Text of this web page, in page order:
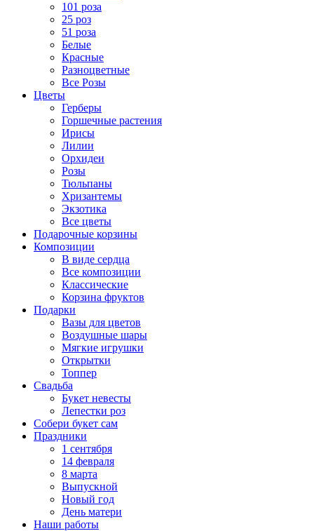
101 роза
25 роз
51 роза
Белые
Красные
Разноцветные
Все Розы
Цветы
Герберы
Горшечные растения
Ирисы
Лилии
Орхидеи
Розы
Тюльпаны
Хризантемы
Экзотика
Все цветы
Подарочные корзины
Композиции
В виде сердца
Все композиции
Классические
Корзина фруктов
Подарки
Вазы для цветов
Воздушные шары
Мягкие игрушки
Открытки
Топпер
Свадьба
Букет невесты
Лепестки роз
Собери букет сам
Праздники
1 сентября
14 февраля
8 марта
Выпускной
Новый год
День матери
Наши работы